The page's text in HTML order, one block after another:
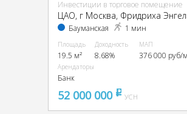
Инвестиции в торговое помещение
Бауманская 1 мин
Площадь
19.5 м²
Доходность
8.68%
МАП
376 000 руб/
Арендаторы
Банк
52 000 000 pуб
УСН